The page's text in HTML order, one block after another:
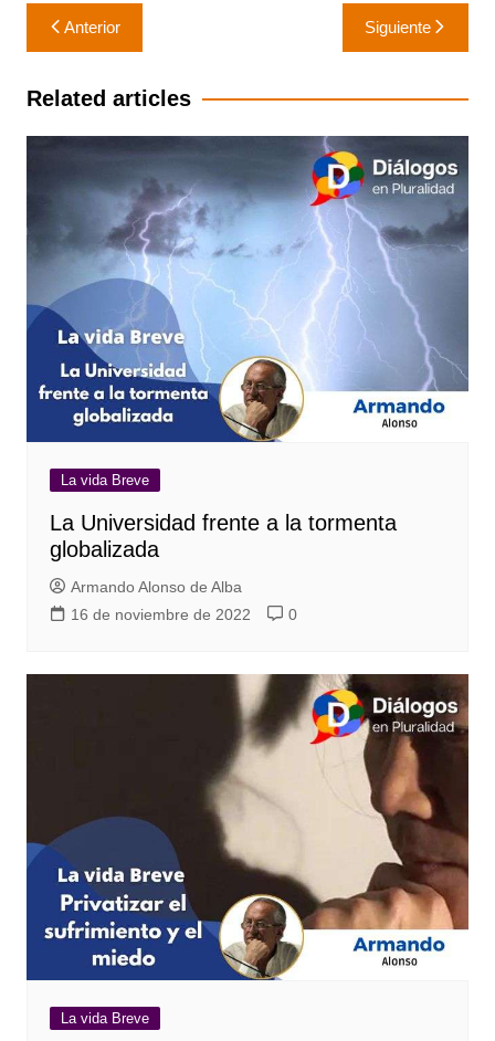
Navegación
de
entradas
Anterior Siguiente
Related articles
La vida Breve
La Universidad frente a la tormenta
globalizada
Armando Alonso de Alba
16 de noviembre de 2022
0
La vida Breve